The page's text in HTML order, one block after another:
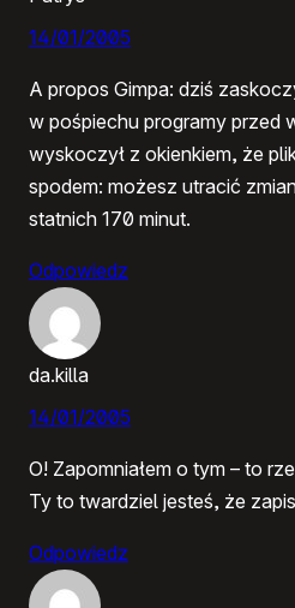
14/01/2005
A propos Gimpa: dziś
w pośpiechu programy przed
wyskoczył z okienkiem, że
spodem: możesz utracić
statnich 170 minut.
Odpowiedz
da.killa
14/01/2005
O! Zapomniałem o tym – to
Ty to twardziel jesteś, że
Odpowiedz